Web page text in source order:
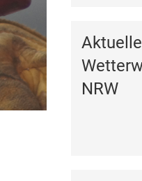
Aktuelle
NRW